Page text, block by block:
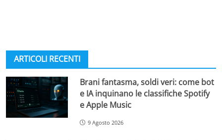
ARTICOLI RECENTI
Brani fantasma, soldi veri: come bot
e IA inquinano le classifiche Spotify
e Apple Music
9 Agosto 2026